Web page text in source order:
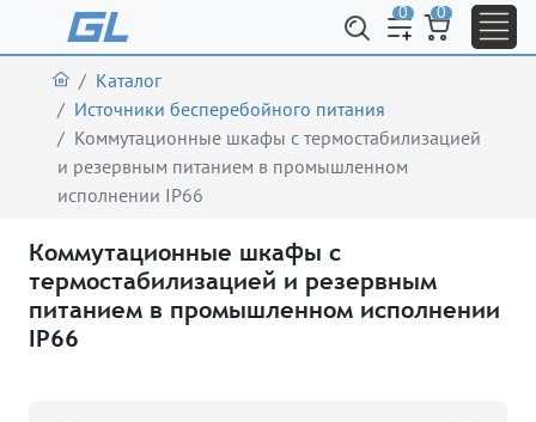
0 0
Каталог
Источники бесперебойного питания
Коммутационные шкафы с термостабилизацией
и резервным питанием в промышленном
исполнении IP66
Коммутационные шкафы с
термостабилизацией и резервным
питанием в промышленном исполнении
IP66